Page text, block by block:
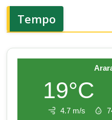
Tempo
19°C
4.7 m/s